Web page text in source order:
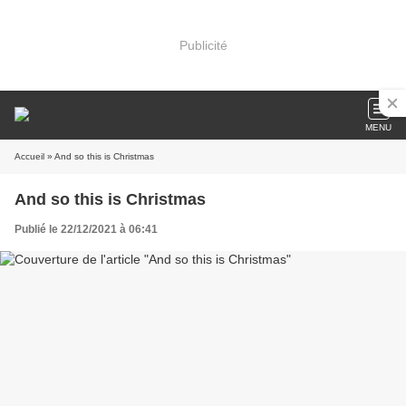
Publicité
MENU
Accueil » And so this is Christmas
And so this is Christmas
Publié le 22/12/2021 à 06:41